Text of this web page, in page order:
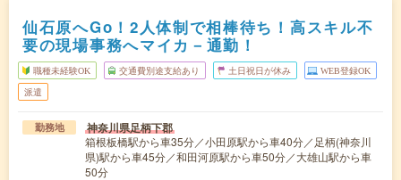
仙石原へGo！2人体制で相棒待ち！高スキル不
要の現場事務へマイカ－通勤！
職種未経験OK 交通費別途支給あり 土日祝日が休み WEB登録OK
派遣
勤務地 神奈川県足柄下郡
箱根板橋駅から車35分／小田原駅から車40分／足柄(神奈川
県)駅から車45分／和田河原駅から車50分／大雄山駅から車
50分